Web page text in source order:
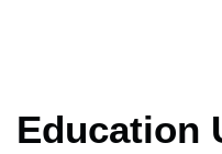
Education